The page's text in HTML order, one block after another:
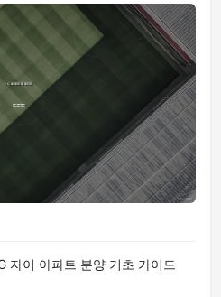
자이 아파트 분양 기초 가이드